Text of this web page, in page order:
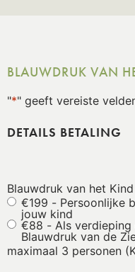
BLAUWDRUK VAN
"*" geeft vereiste
DETAILS BETALING
Blauwdruk van het Kind
€199 - Persoonlijke
jouw kind
€88 - Als verdieping
Blauwdruk van de
maximaal 3 personen